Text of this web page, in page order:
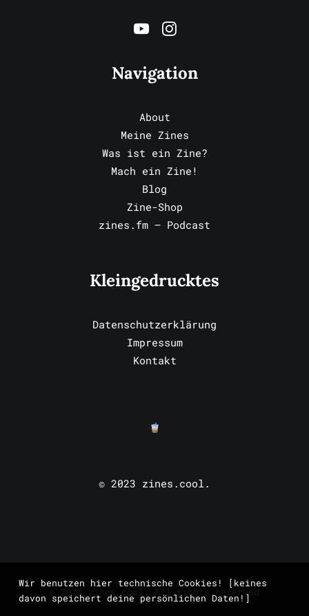
Navigation
About
Meine Zines
Was ist ein Zine?
Mach ein Zine!
Blog
Zine-Shop
zines.fm – Podcast
Kleingedrucktes
Datenschutzerklärung
Impressum
Kontakt
© 2023 zines.cool.
© 2026 zines.cool. All rights reserved
Wir benutzen hier technische Cookies! [keines
davon speichert deine persönlichen Daten!]